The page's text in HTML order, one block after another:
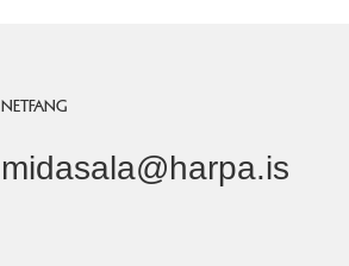
NETFANG
midasala@harpa.is